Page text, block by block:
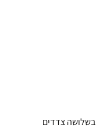
צדדים